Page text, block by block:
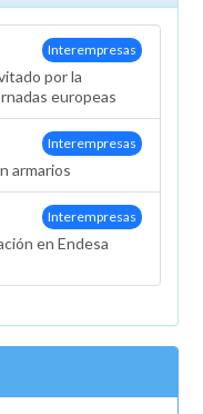
Interempresas
por la
europeas
Interempresas
armarios
Interempresas
en Endesa